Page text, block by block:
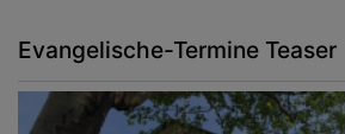
Evangelische-Termine Teaser